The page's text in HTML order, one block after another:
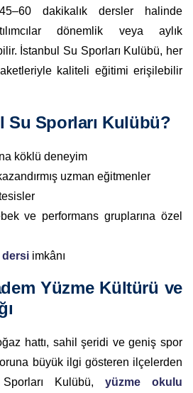
dakikalık dersler halinde
dönemlik veya aylık
İstanbul Su Sporları Kulübü, her
kaliteli eğitimi erişilebilir
Su Sporları Kulübü?
köklü deneyim
uzman eğitmenler
ve performans gruplarına özel
dersi imkânı
Yüzme Kültürü ve
hattı, sahil şeridi ve geniş spor
büyük ilgi gösteren ilçelerden
Kulübü,yüzme okulu